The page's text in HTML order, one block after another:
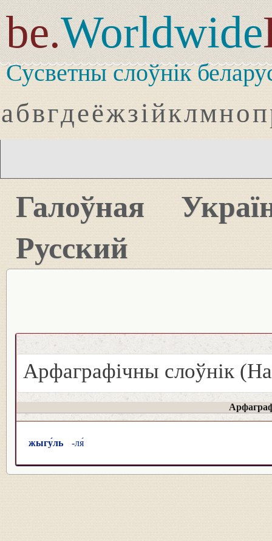
be.Worldwide
Сусветны слоўнік
абвгдеёжзійклмноп
Галоўная
Русский
Арфаграфічны слоўнік
жыгу́ль -ля́